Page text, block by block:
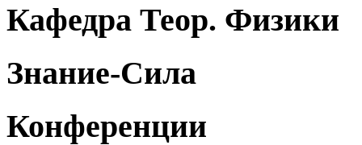
Кафедра Теор. Физики
Знание-Сила
Конференции